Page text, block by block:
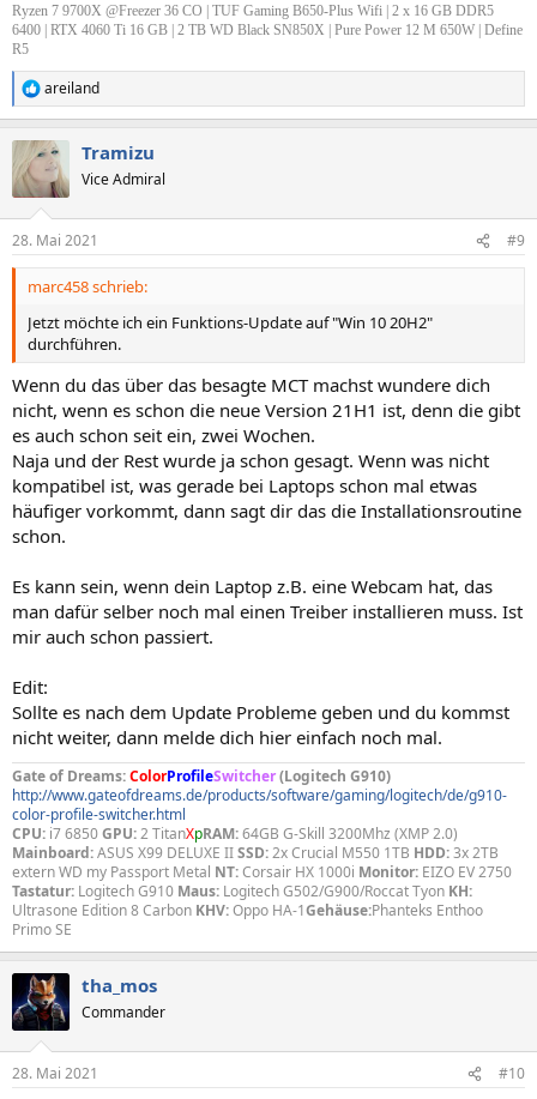
Ryzen 7 9700X @Freezer 36 CO | TUF Gaming B650-Plus Wifi | 2 x 16 GB DDR5
6400 | RTX 4060 Ti 16 GB | 2 TB WD Black SN850X | Pure Power 12 M 650W | Define
R5
R
e
t
i
e
n
areiland
Tramizu
Vice Admiral
28. Mai 2021 #9
marc458 schrieb:
Jetzt möchte ich ein Funktions-Update auf "Win 10 20H2"
durchführen.
Wenn du das über das besagte MCT machst wundere dich
nicht, wenn es schon die neue Version 21H1 ist, denn die gibt
es auch schon seit ein, zwei Wochen.
Naja und der Rest wurde ja schon gesagt. Wenn was nicht
kompatibel ist, was gerade bei Laptops schon mal etwas
häufiger vorkommt, dann sagt dir das die Installationsroutine
schon.
Es kann sein, wenn dein Laptop z.B. eine Webcam hat, das
man dafür selber noch mal einen Treiber installieren muss. Ist
mir auch schon passiert.
Edit:
Sollte es nach dem Update Probleme geben und du kommst
nicht weiter, dann melde dich hier einfach noch mal.
Gate of Dreams:ColorProfileSwitcher(Logitech G910)
http://www.gateofdreams.de/products/software/gaming/logitech/de/g910-
color-profile-switcher.html
CPU: i7 6850GPU:2 TitanXpRAM:64GB G-Skill 3200Mhz (XMP 2.0)
Mainboard:ASUS X99 DELUXE IISSD:2x Crucial M550 1TB HDD:3x 2TB
extern WD my Passport Metal NT:Corsair HX 1000i Monitor: EIZO EV 2750
Tastatur: Logitech G910 Maus: Logitech G502/G900/Roccat Tyon KH:
Ultrasone Edition 8 Carbon KHV:Oppo HA-1Gehäuse:Phanteks Enthoo
Primo SE
tha_mos
Commander
28. Mai 2021 #10